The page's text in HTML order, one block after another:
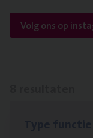
Volg ons op